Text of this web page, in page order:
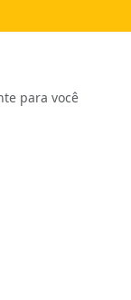
para você